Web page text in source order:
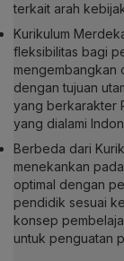
terkait arah
Kurikulum
fleksibilitas bagi
mengembangkan
dengan tujuan
yang berkarakter
yang dialami
Berbeda dari
menekankan
optimal dengan
pendidik sesuai
konsep
untuk penguatan